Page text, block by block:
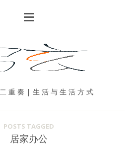
重 奏 | 生 活 与 生 活 方 式
POSTS TAGGED
居家办公